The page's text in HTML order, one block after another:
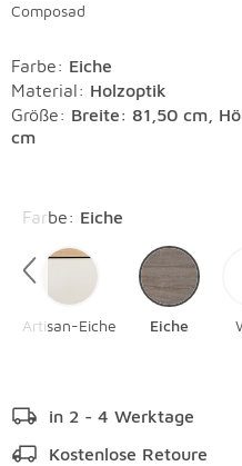
Composad
Farbe: Eiche
Material: Holzoptik
Größe: Breite: 81,50 cm,
cm
Farbe: Eiche
Artisan-Eiche Eiche
in 2 - 4 Werktage
Kostenlose Retoure